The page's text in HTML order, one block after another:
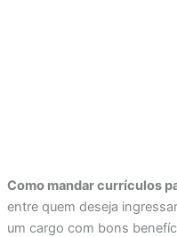
Como mandar currículos
entre quem deseja
um cargo com bons